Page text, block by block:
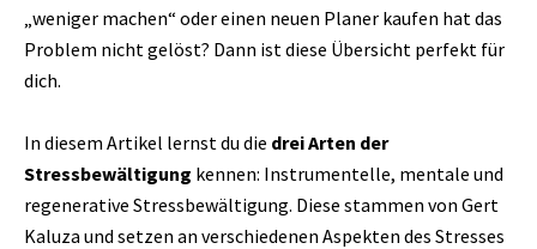
„weniger machen“ oder einen neuen Planer kaufen hat das
Problem nicht gelöst? Dann ist diese Übersicht perfekt für
dich.
In diesem Artikel lernst du die drei Arten der
Stressbewältigung kennen: Instrumentelle, mentale und
regenerative Stressbewältigung. Diese stammen von Gert
Kaluza und setzen an verschiedenen Aspekten des Stresses